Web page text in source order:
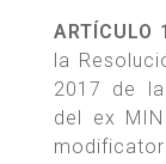
ARTÍCULO
la
2017 de la
del ex